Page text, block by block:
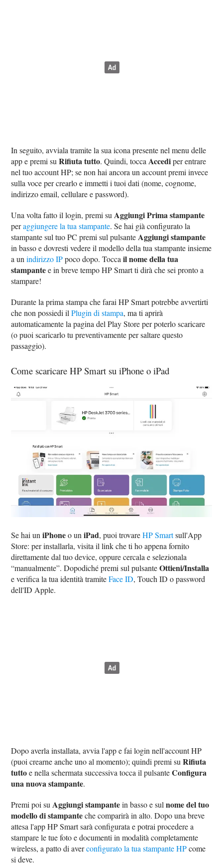
In seguito, avviala tramite la sua icona presente nel menu delle
app e premi suRifiuta tutto. Quindi, tocca Accediper entrare
nel tuo account HP; se non hai ancora un account premi invece
sulla voce per crearlo e immetti i tuoi dati (nome, cognome,
indirizzo email, cellulare e password).
Una volta fatto il login, premi su Aggiungi Prima stampante
peraggiungere la tua stampante. Se hai già configurato la
stampante sul tuo PC premi sul pulsante Aggiungi stampante
in basso e dovresti vedere il modello della tua stampante insieme
a unindirizzo IPpoco dopo. Toccail nome della tua
stampantee in breve tempo HP Smart ti dirà che sei pronto a
stampare!
Durante la prima stampa che farai HP Smart potrebbe avvertirti
che non possiedi ilPlugin di stampa, ma ti aprirà
automaticamente la pagina del Play Store per poterlo scaricare
(o puoi scaricarlo tu preventivamente per saltare questo
passaggio).
Come scaricare HP Smart su iPhone o iPad
Se hai uniPhoneo uniPad, puoi trovareHP Smartsull'App
Store: per installarla, visita il link che ti ho appena fornito
direttamente dal tuo device, oppure cercala e selezionala
“manualmente”. Dopodiché premi sul pulsanteOttieni/Installa
e verifica la tua identità tramiteFace ID, Touch ID o password
dell'ID Apple.
Dopo averla installata, avvia l'app e fai login nell'account HP
(puoi crearne anche uno al momento); quindi premi suRifiuta
tuttoe nella schermata successiva tocca il pulsanteConfigura
una nuova stampante.
Premi poi su Aggiungi stampantein basso e sulnome del tuo
modello di stampanteche comparirà in alto. Dopo una breve
attesa l'app HP Smart sarà configurata e potrai procedere a
stampare le tue foto e documenti in modalità completamente
wireless, a patto di averconfigurato la tua stampante HPcome
si deve.